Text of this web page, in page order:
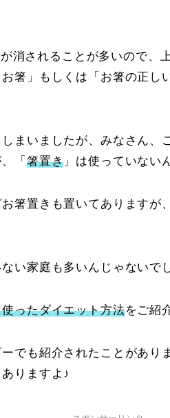
消されることが多いので、
箸」もしくは「お箸の正し
まいましたが、みなさん、
「 箸置き 」は使っていない
箸置きも置いてありますが
い家庭も多いんじゃないで
ったダイエット方法をご紹
でも紹介されたことがあり
りますよ♪